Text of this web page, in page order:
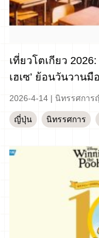
เที่ยวโตเกียว
เฮเซ’ ย้อนวันวาน
2026-4-14 | นิทรรศการ
ญี่ปุ่น นิทรรศการ